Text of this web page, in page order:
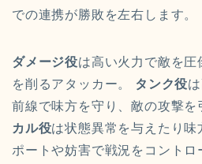
での連携が勝敗を左右します。
ダメージ役は高い火力で敵を圧
を削るアタッカー。 タンク役
前線で味方を守り、敵の攻撃を
カル役は状態異常を与えたり味
ポートや妨害で戦況をコントロ